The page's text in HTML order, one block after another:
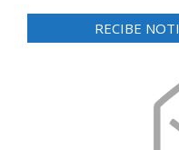
RECIBE